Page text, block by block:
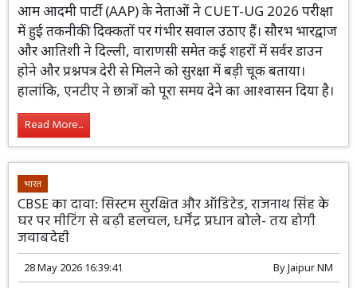
आम आदमी पार्टी (AAP) के नेताओं ने CUET-UG 2026 परीक्षा
में हुई तकनीकी दिक्कतों पर गंभीर सवाल उठाए हैं। सौरभ भारद्वाज
और आतिशी ने दिल्ली, वाराणसी समेत कई शहरों में सर्वर डाउन
होने और प्रश्नपत्र देरी से मिलने को सुरक्षा में बड़ी चूक बताया।
हालांकि, एनटीए ने छात्रों को पूरा समय देने का आश्वासन दिया है।
Read More...
भारत
CBSE का दावा: सिस्टम सुरक्षित और ऑडिटेड, राजनाथ सिंह के
घर पर मीटिंग से बढ़ी हलचल, धर्मेंद्र प्रधान बोले- तय होगी
जवाबदेही
28 May 2026 16:39:41 ByJaipur NM